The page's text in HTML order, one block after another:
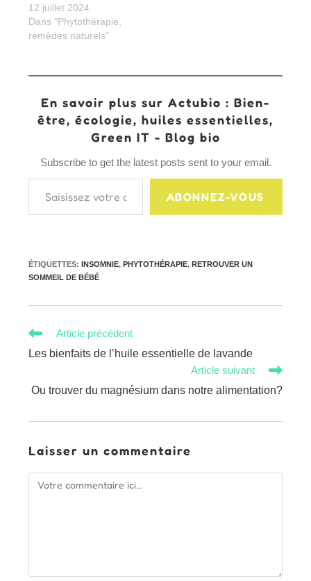
12 juillet 2024
Dans "Phytothérapie,
remèdes naturels"
En savoir plus sur Actubio : Bien-
être, écologie, huiles essentielles,
Green IT - Blog bio
Subscribe to get the latest posts sent to your email.
Saisissez votre adresse e-mail…
ABONNEZ-VOUS
ÉTIQUETTES:INSOMNIE, PHYTOTHÉRAPIE, RETROUVER UN
SOMMEIL DE BÉBÉ
Read
articles
Article précédent
Les bienfaits de l’huile essentielle de lavande
Article suivant
Ou trouver du magnésium dans notre alimentation?
Laisser un commentaire
Comment